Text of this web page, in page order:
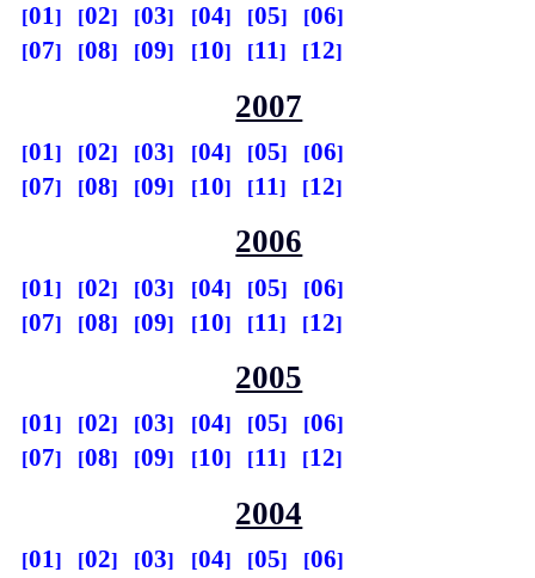
01 02 03 04 05
06
07
08 09 10 11 12
2007
01 02 03 04 05
06
07
08 09 10 11 12
2006
01 02 03 04 05
06
07
08 09 10 11 12
2005
01 02 03 04 05
06
07
08 09 10 11 12
2004
01 02 03 04 05
06